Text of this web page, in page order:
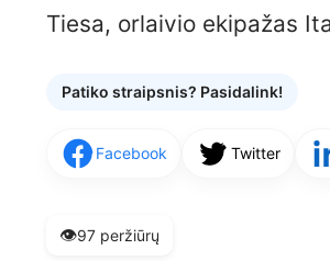
Tiesa, orlaivio ekipažas
Patiko straipsnis? Pasidalink!
Facebook Twitter
👁️97 peržiūrų